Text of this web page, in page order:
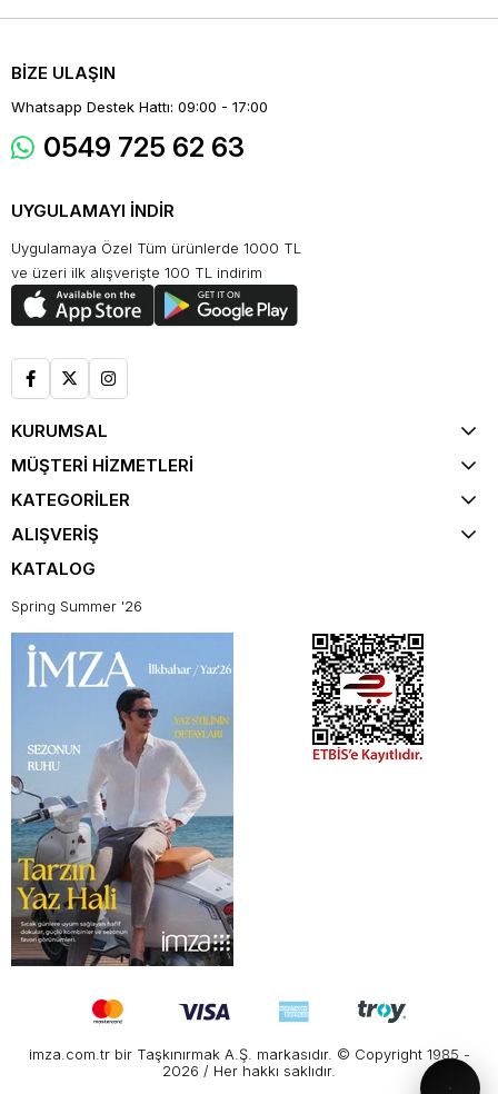
BİZE ULAŞIN
Whatsapp Destek Hattı: 09:00 - 17:00
0549 725 62 63
UYGULAMAYI İNDİR
Uygulamaya Özel Tüm ürünlerde 1000 TL
ve üzeri ilk alışverişte 100 TL indirim
KURUMSAL
MÜŞTERİ HİZMETLERİ
KATEGORİLER
ALIŞVERİŞ
KATALOG
Spring Summer '26
imza.com.tr bir Taşkınırmak A.Ş. markasıdır. © Copyright 1985 -
2026 / Her hakkı saklıdır.